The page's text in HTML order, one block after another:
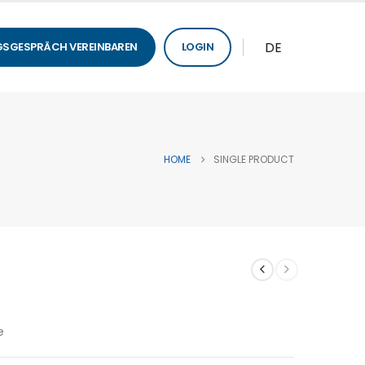
VEREINBAREN LOGIN DE
HOME SINGLE PRODUCT